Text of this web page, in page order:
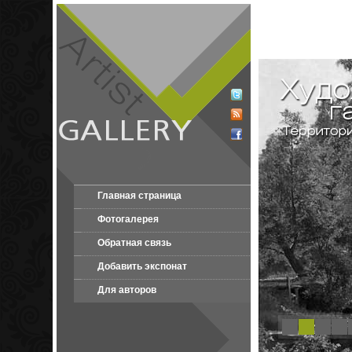
Главная страница
Фотогалерея
Обратная связь
Добавить экспонат
Для авторов